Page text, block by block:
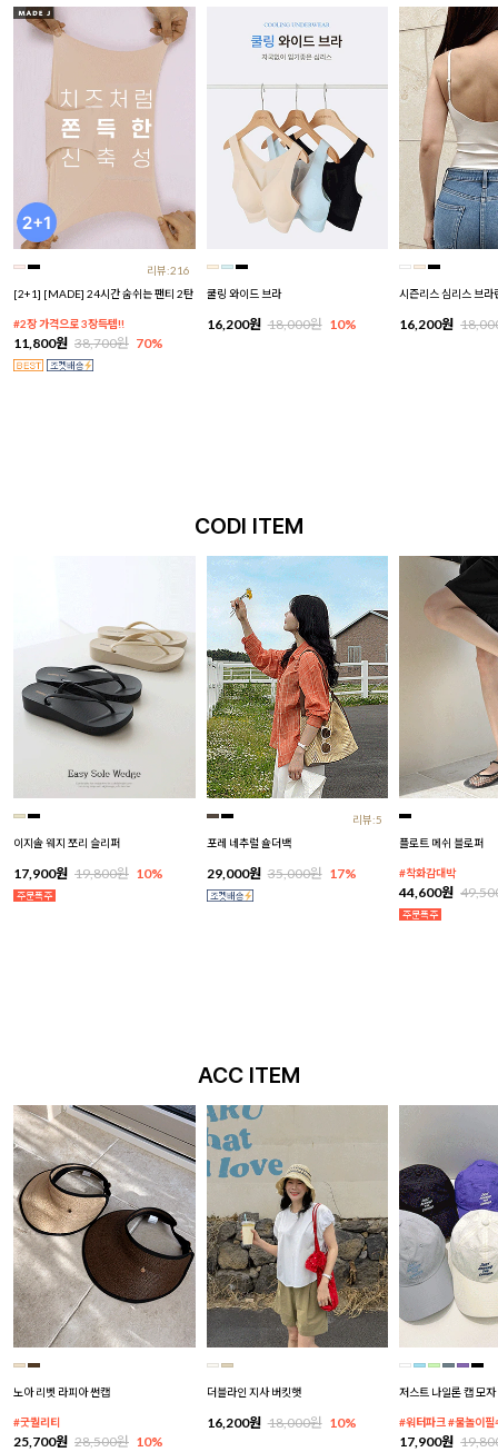
리뷰:216
[2+1] [MADE] 24시간 숨쉬는 팬티 2탄
#2장 가격으로 3장득템!!
11,800원 38,700원 70%
쿨링 와이드 브라
16,200원 18,000원 10%
시즌리스 심리스 브라
16,200원
CODI ITEM
이지솔 웨지 쪼리 슬리퍼
17,900원 19,800원 10%
리뷰:5
포레 네추럴 숄더백
29,000원 35,000원 17%
플로트 메쉬 블로퍼
#착화감대박
44,600원
ACC ITEM
노아 리벳 라피아 썬캡
#굿퀄리티
25,700원 28,500원 10%
더블라인 지사 버킷햇
16,200원 18,000원 10%
저스트 나일론 캡 모자
#워터파크 #물놀이필
17,900원